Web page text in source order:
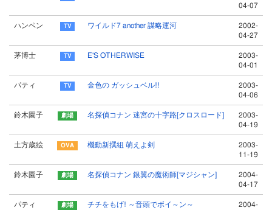
04-07
ハンペン ワイルド7 another 謀略運河
2002-
04-27
茅博士 E'S OTHERWISE
2003-
04-01
パティ 金色の ガッシュベル!!
2003-
04-06
鈴木園子 名探偵コナン 迷宮の十字路[クロスロード]
2003-
04-19
土方歳絵 機動新撰組 萌えよ剣
2003-
11-19
鈴木園子 名探偵コナン 銀翼の魔術師[マジシャン]
2004-
04-17
パティ チチをもげ! ～音頭でボイ～ン～
2004-